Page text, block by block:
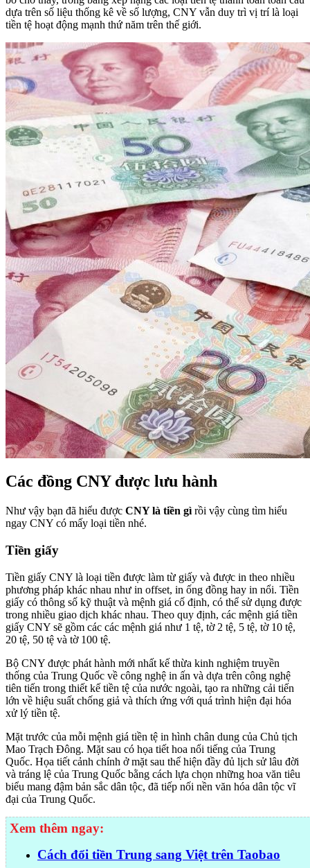
dựa trên số liệu thống kê về số lượng, CNY vẫn duy trì vị trí là loại
tiền tệ hoạt động mạnh thứ năm trên thế giới.
Các đồng CNY được lưu hành
Như vậy bạn đã hiểu được CNY là tiền gì rồi vậy cùng tìm hiểu
ngay CNY có mấy loại tiền nhé.
Tiền giấy
Tiền giấy CNY là loại tiền được làm từ giấy và được in theo nhiều
phương pháp khác nhau như in offset, in ống đồng hay in nổi. Tiền
giấy có thông số kỹ thuật và mệnh giá cố định, có thể sử dụng được
trong nhiều giao dịch khác nhau. Theo quy định, các mệnh giá tiền
giấy CNY sẽ gồm các các mệnh giá như 1 tệ, tờ 2 tệ, 5 tệ, tờ 10 tệ,
20 tệ, 50 tệ và tờ 100 tệ.
Bộ CNY được phát hành mới nhất kế thừa kinh nghiệm truyền
thống của Trung Quốc về công nghệ in ấn và dựa trên công nghệ
tiên tiến trong thiết kế tiền tệ của nước ngoài, tạo ra những cải tiến
lớn về hiệu suất chống giả và thích ứng với quá trình hiện đại hóa
xử lý tiền tệ.
Mặt trước của mỗi mệnh giá tiền tệ in hình chân dung của Chủ tịch
Mao Trạch Đông. Mặt sau có họa tiết hoa nổi tiếng của Trung
Quốc. Họa tiết cảnh chính ở mặt sau thể hiện đầy đủ lịch sử lâu đời
và tráng lệ của Trung Quốc bằng cách lựa chọn những hoa văn tiêu
biểu mang đậm bản sắc dân tộc, đã tiếp nối nền văn hóa dân tộc vĩ
đại của Trung Quốc.
Xem thêm ngay:
Cách đổi tiền Trung sang Việt trên Taobao